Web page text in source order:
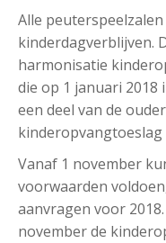
Alle
kinderdagverblijven.
harmonisatie
die op 1 januari 2018
een deel van de
kinderopvangtoeslag
Vanaf 1 november
voorwaarden
aanvragen voor
november de